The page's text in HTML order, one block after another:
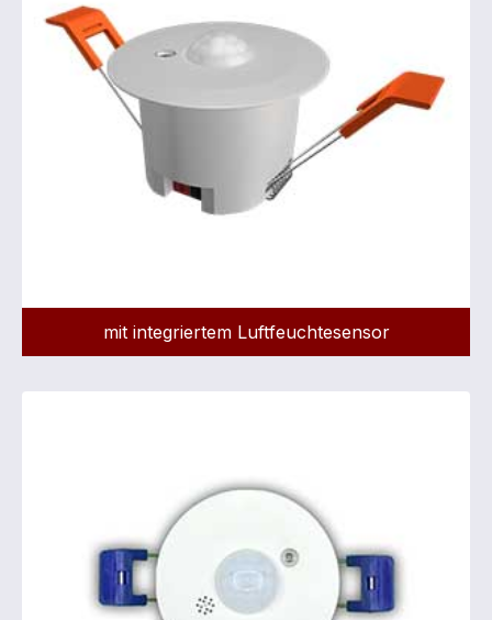
mit integriertem Luftfeuchtesensor